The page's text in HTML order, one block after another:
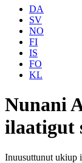
DA
SV
NO
FI
IS
FO
KL
Nunani
ilaatigut
Inuusuttunut ukiup